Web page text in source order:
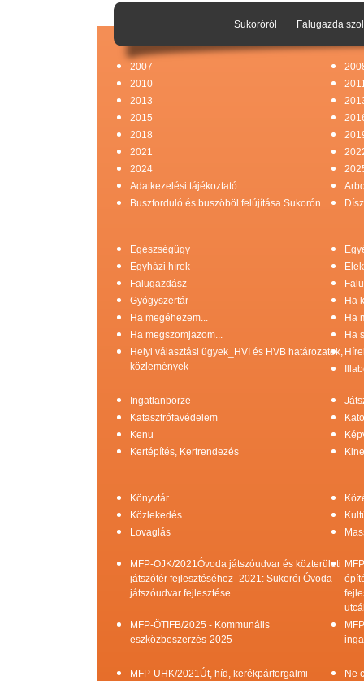
2007
2010
2013
2015
2018
2021
2024
Adatkezelési tájékoztató
Buszforduló és buszöböl felújítása Sukorón
Egészségügy
Egyházi hírek
Falugazdász
Gyógyszertár
Ha
Ha megéhezem...
Ha
Ha megszomjazom...
Ha
Helyi választási ügyek_HVI és HVB határozatok,
közlemények
Ingatlanbörze
Katasztrófavédelem
Kenu
Kertépítés, Kertrendezés
Könyvtár
Közlekedés
Lovaglás
MFP-OJK/2021Óvoda játszóudvar és közterületi
játszótér fejlesztéséhez -2021: Sukorói Óvoda
játszóudvar fejlesztése
MFP-ÖTIFB/2025 - Kommunális
eszközbeszerzés-2025
MFP-UHK/2021Út, híd, kerékpárforgalmi
Ne
Sukoróról Falugazda